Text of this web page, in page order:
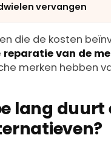
vervangen
die de kosten
reparatie van de
merken hebben
lang